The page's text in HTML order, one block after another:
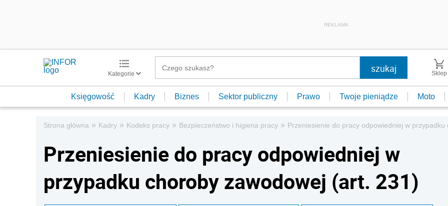
REKLAMA
Kategorie Sklep
Księgowość Kadry Biznes Sektor publiczny Prawo Twoje pieniądze Moto
Strona główna » Kadry » Kodeks pracy » Bezpieczeństwo i higiena pracy » Przeniesienie do pracy odpowiedniej w
Przeniesienie do pracy odpowiedniej w
przypadku choroby zawodowej (art. 231)